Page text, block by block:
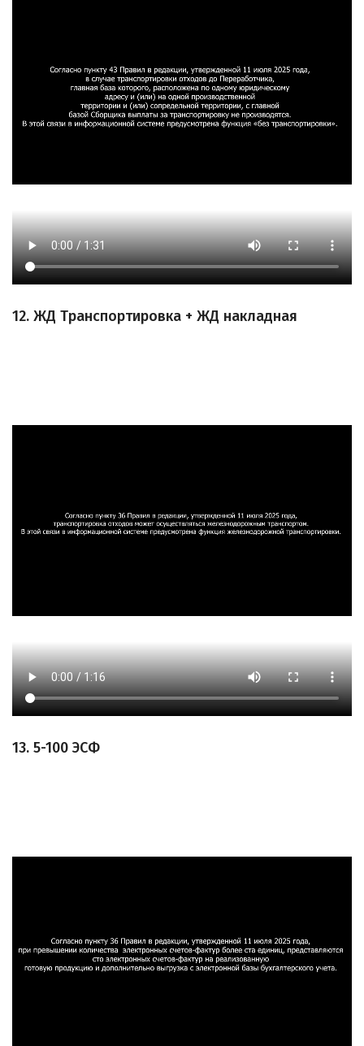
12. ЖД Транспортировка + ЖД накладная
13. 5-100 ЭСФ